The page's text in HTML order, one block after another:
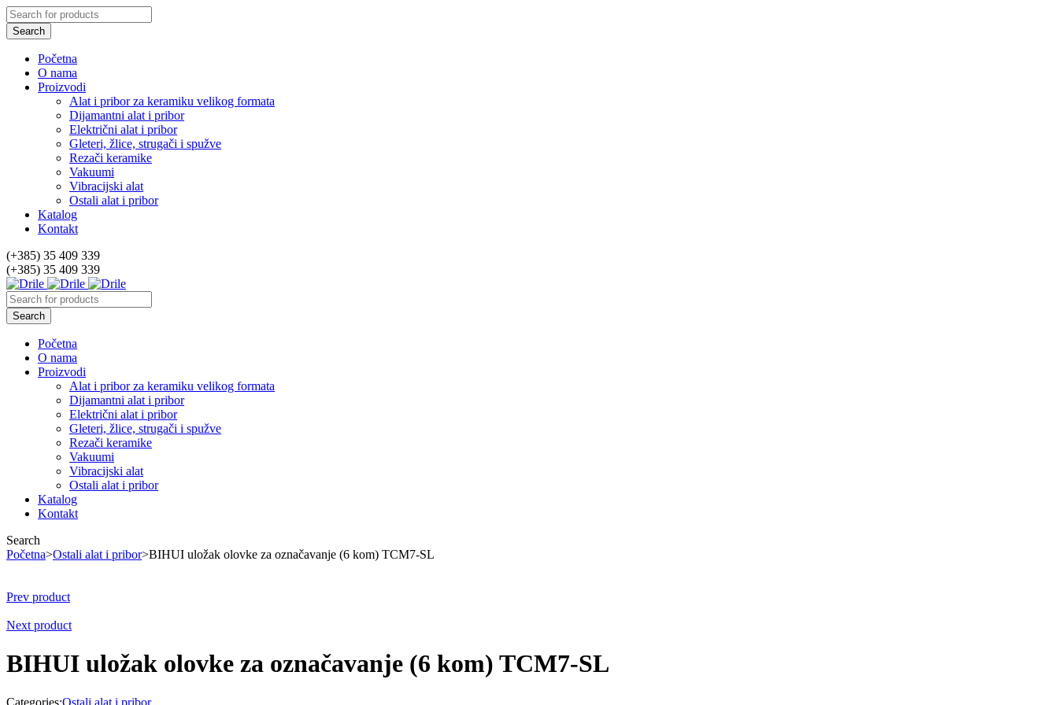
Početna
O nama
Proizvodi
Alat i pribor za keramiku velikog formata
Dijamantni alat i pribor
Električni alat i pribor
Gleteri, žlice, strugači i spužve
Rezači keramike
Vakuumi
Vibracijski alat
Ostali alat i pribor
Katalog
Kontakt
(+385) 35 409 339
(+385) 35 409 339
Početna
O nama
Proizvodi
Alat i pribor za keramiku velikog formata
Dijamantni alat i pribor
Električni alat i pribor
Gleteri, žlice, strugači i spužve
Rezači keramike
Vakuumi
Vibracijski alat
Ostali alat i pribor
Katalog
Kontakt
Search
Početna>Ostali alat i pribor>BIHUI uložak olovke za označavanje (6 kom) TCM7-SL
Prev product
Next product
BIHUI uložak olovke za označavanje (6 kom) TCM7-SL
Categories:Ostali alat i pribor